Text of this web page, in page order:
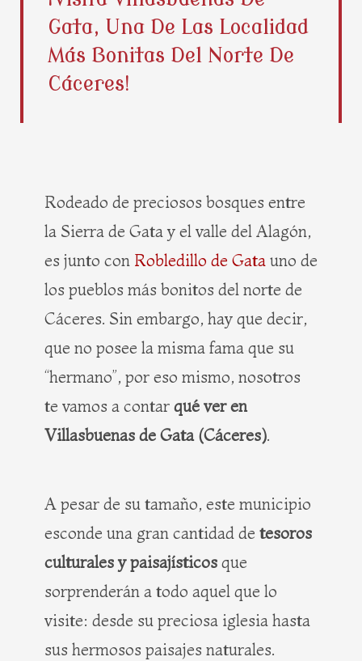
b
o
o
i
t
t
e
r
e
a
g
r
Gata, Una De Las Localidad
Más Bonitas Del Norte De
Cáceres!
Rodeado de preciosos bosques entre
la Sierra de Gata y el valle del Alagón,
es junto con Robledillo de Gata uno de
los pueblos más bonitos del norte de
Cáceres. Sin embargo, hay que decir,
que no posee la misma fama que su
“hermano”, por eso mismo, nosotros
te vamos a contar qué ver en
Villasbuenas de Gata (Cáceres).
A pesar de su tamaño, este municipio
esconde una gran cantidad de tesoros
culturales y paisajísticos que
sorprenderán a todo aquel que lo
visite: desde su preciosa iglesia hasta
sus hermosos paisajes naturales.